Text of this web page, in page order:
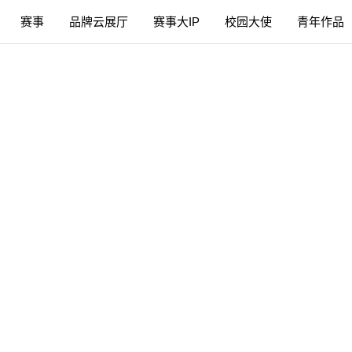
赛事 品牌云展厅 赛事大IP 校园大使 青年作品